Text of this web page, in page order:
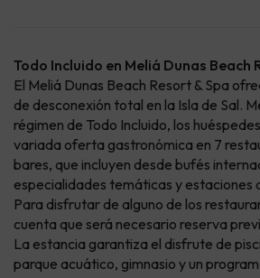
Todo Incluido en Meliá Dunas Beach
El Meliá Dunas Beach Resort & Spa
de desconexión total en la Isla de Sal.
régimen de Todo Incluido, los
variada oferta gastronómica en 7
bares, que incluyen desde bufés
especialidades temáticas y estaciones
Para disfrutar de alguno de los
cuenta que será necesario reserva
La estancia garantiza el disfrute de
parque acuático, gimnasio y un